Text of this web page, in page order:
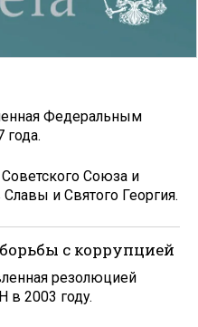
Федеральным
года.
Союза и
и Святого Георгия.
с коррупцией
резолюцией
в 2003 году.